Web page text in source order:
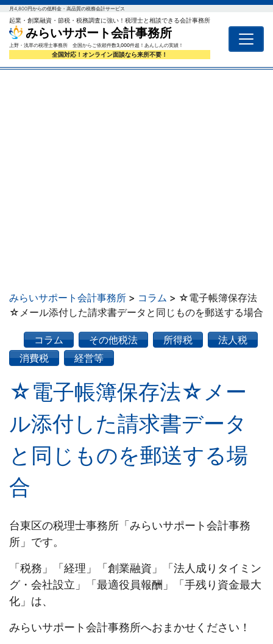
月4,800円からの低料金・高品質の税務会計サービス
起業・創業融資・節税・税務調査に強い！税理士と相談できる会計事務所
みらいサポート会計事務所
上野・浅草の税理士事務所 全国からご依頼件数3,000件超！あんしんの実績！
全国対応！オンライン面談なら来所不要！
みらいサポート会計事務所 > コラム > ☆電子帳簿保存法
☆メール添付した請求書データと同じものを郵送する場合
コラム その他税法 所得税
法人税
消費税
経営等
☆電子帳簿保存法☆メー
ル添付した請求書データ
と同じものを郵送する場
合
台東区の税理士事務所「みらいサポート会計事務
所」です。
「税務」「経理」「創業融資」「法人成りタイミン
グ・会社設立」「最適役員報酬」「手残り資金最大
化」は、
みらいサポート会計事務所へおまかせください！